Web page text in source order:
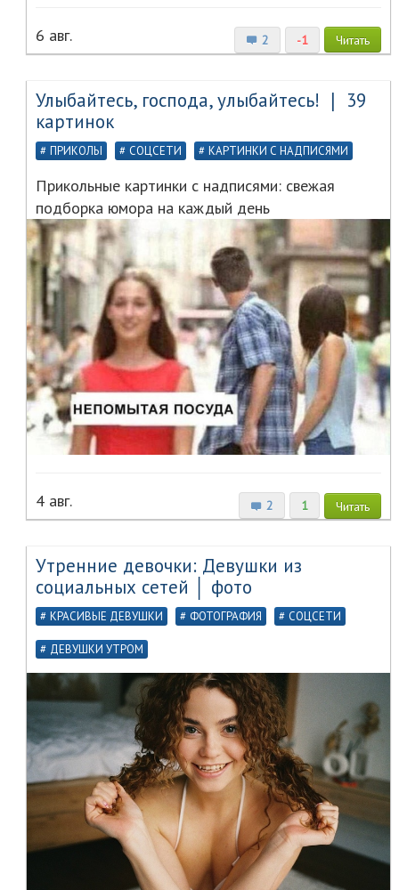
2 -1 Читать
6 авг.
Улыбайтесь, господа, улыбайтесь! ❘ 39
картинок
ПРИКОЛЫ СОЦСЕТИ КАРТИНКИ С НАДПИСЯМИ
Прикольные картинки с надписями: свежая
подборка юмора на каждый день
2 1 Читать
4 авг.
Утренние девочки: Девушки из
социальных сетей │ фото
КРАСИВЫЕ ДЕВУШКИ ФОТОГРАФИЯ СОЦСЕТИ
ДЕВУШКИ УТРОМ